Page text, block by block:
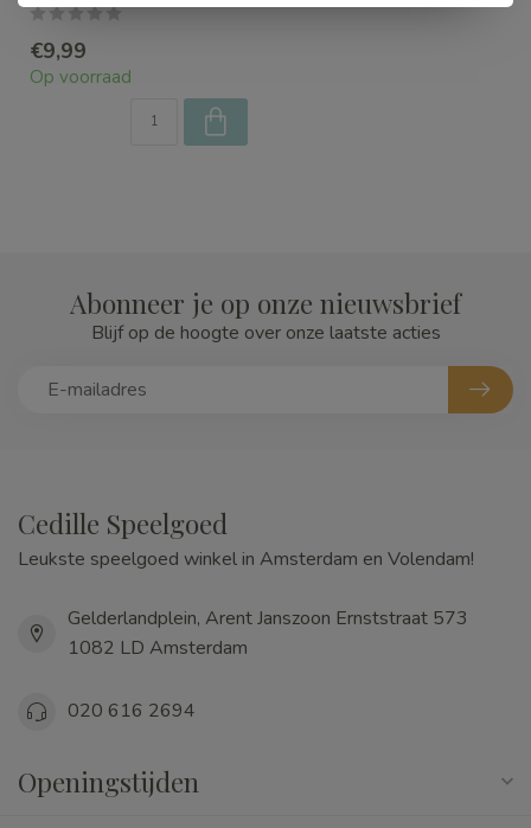
€9,99
Op voorraad
Abonneer je op onze nieuwsbrief
Blijf op de hoogte over onze laatste acties
Cedille Speelgoed
Leukste speelgoed winkel in Amsterdam en Volendam!
Gelderlandplein, Arent Janszoon Ernststraat 573
1082 LD Amsterdam
020 616 2694
Openingstijden